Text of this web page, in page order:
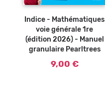
Indice - Mathématiques
voie générale 1re
(édition 2026) - Manuel
granulaire Pearltrees
9,00 €